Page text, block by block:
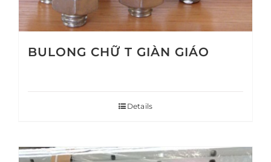
BULONG CHỮ T GIÀN GIÁO
Details